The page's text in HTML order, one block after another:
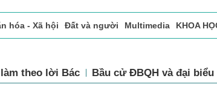
hóa - Xã hội Đất và người Multimedia KHOA
làm theo lời Bác Bầu cử ĐBQH và đại